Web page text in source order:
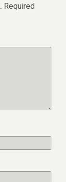
Required